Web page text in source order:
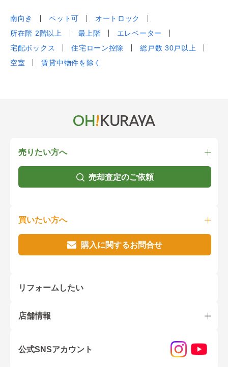
南向き ペット可
オートロック
所在階 2階以上
最上階
エレベーター
宅配ボックス
住宅ローン控除
総戸数 30戸以上
空室
賃貸中物件を除く
売りたい方へ
売却査定のご依頼
買いたい方へ
購入に関するお問合せ
リフォームしたい
店舗情報
公式SNSアカウント